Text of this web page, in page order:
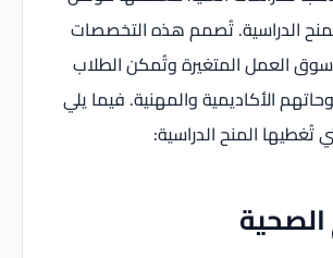
الدراسية. تُصمم هذه التخصصات
سوق العمل المتغيرة وتُمكن الطلاب
الأكاديمية والمهنية. فيما يلي
تُغطيها المنح الدراسية: